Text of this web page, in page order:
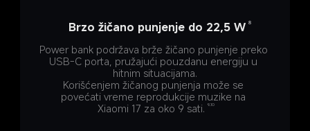
Brzo žičano punjenje do 22,5 W 8
Power bank podržava brže žičano punjenje preko
USB-C porta, pružajući pouzdanu energiju u
hitnim situacijama.
Korišćenjem žičanog punjenja može se
povećati vreme reprodukcije muzike na
Xiaomi 17 za oko 9 sati.
9,10